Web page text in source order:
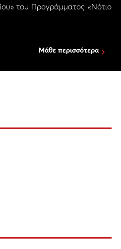
του Προγράμματος «Νότιο
Μάθε περισσότερα